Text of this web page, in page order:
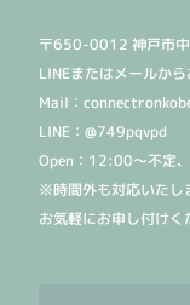
〒650-0012 神戸市
LINEまたはメールか
Mail：
LINE：@749pqvpd
Open：12:00〜不定
※時間外も対応いたし
お気軽にお申し付けく